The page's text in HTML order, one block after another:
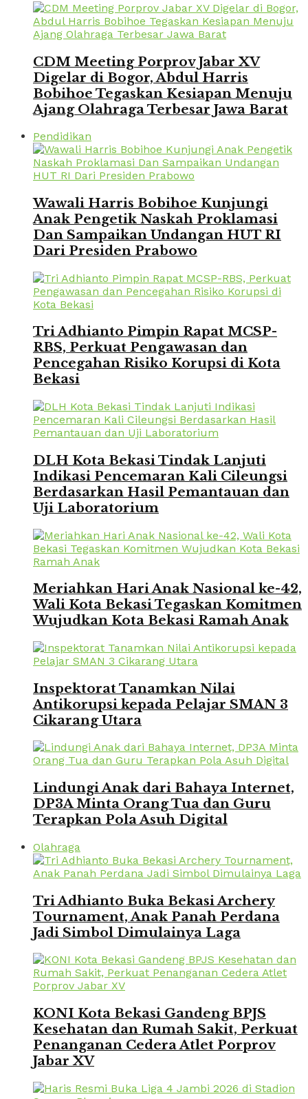
CDM Meeting Porprov Jabar XV
Digelar di Bogor, Abdul Harris
Bobihoe Tegaskan Kesiapan Menuju
Ajang Olahraga Terbesar Jawa Barat
Pendidikan
Wawali Harris Bobihoe Kunjungi
Anak Pengetik Naskah Proklamasi
Dan Sampaikan Undangan HUT RI
Dari Presiden Prabowo
Tri Adhianto Pimpin Rapat MCSP-
RBS, Perkuat Pengawasan dan
Pencegahan Risiko Korupsi di Kota
Bekasi
DLH Kota Bekasi Tindak Lanjuti
Indikasi Pencemaran Kali Cileungsi
Berdasarkan Hasil Pemantauan dan
Uji Laboratorium
Meriahkan Hari Anak Nasional ke-42,
Wali Kota Bekasi Tegaskan Komitmen
Wujudkan Kota Bekasi Ramah Anak
Inspektorat Tanamkan Nilai
Antikorupsi kepada Pelajar SMAN 3
Cikarang Utara
Lindungi Anak dari Bahaya Internet,
DP3A Minta Orang Tua dan Guru
Terapkan Pola Asuh Digital
Olahraga
Tri Adhianto Buka Bekasi Archery
Tournament, Anak Panah Perdana
Jadi Simbol Dimulainya Laga
KONI Kota Bekasi Gandeng BPJS
Kesehatan dan Rumah Sakit, Perkuat
Penanganan Cedera Atlet Porprov
Jabar XV